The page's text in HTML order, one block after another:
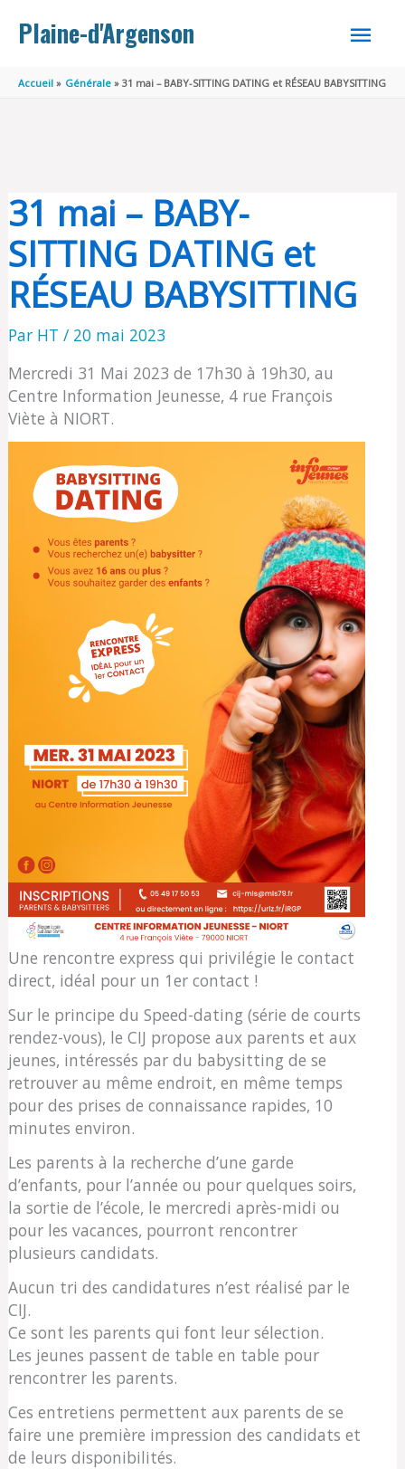
Plaine-d'Argenson
MENU
Accueil Générale 31 mai – BABY-SITTING DATING et RÉSEAU BABYSITTING
31 mai – BABY-
SITTING DATING et
RÉSEAU BABYSITTING
Par HT/ 20 mai 2023
Mercredi 31 Mai 2023 de 17h30 à 19h30, au
Centre Information Jeunesse, 4 rue François
Viète à NIORT.
Une rencontre express qui privilégie le contact
direct, idéal pour un 1er contact !
Sur le principe du Speed-dating (série de courts
rendez-vous), le CIJ propose aux parents et aux
jeunes, intéressés par du babysitting de se
retrouver au même endroit, en même temps
pour des prises de connaissance rapides, 10
minutes environ.
Les parents à la recherche d’une garde
d’enfants, pour l’année ou pour quelques soirs,
la sortie de l’école, le mercredi après-midi ou
pour les vacances, pourront rencontrer
plusieurs candidats.
Aucun tri des candidatures n’est réalisé par le
CIJ.
Ce sont les parents qui font leur sélection.
Les jeunes passent de table en table pour
rencontrer les parents.
Ces entretiens permettent aux parents de se
faire une première impression des candidats et
de leurs disponibilités.